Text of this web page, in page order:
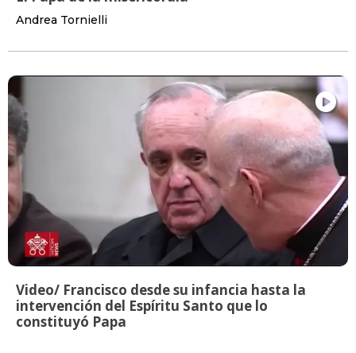
Andrea Tornielli
Video/ Francisco desde su infancia hasta la
intervención del Espíritu Santo que lo
constituyó Papa